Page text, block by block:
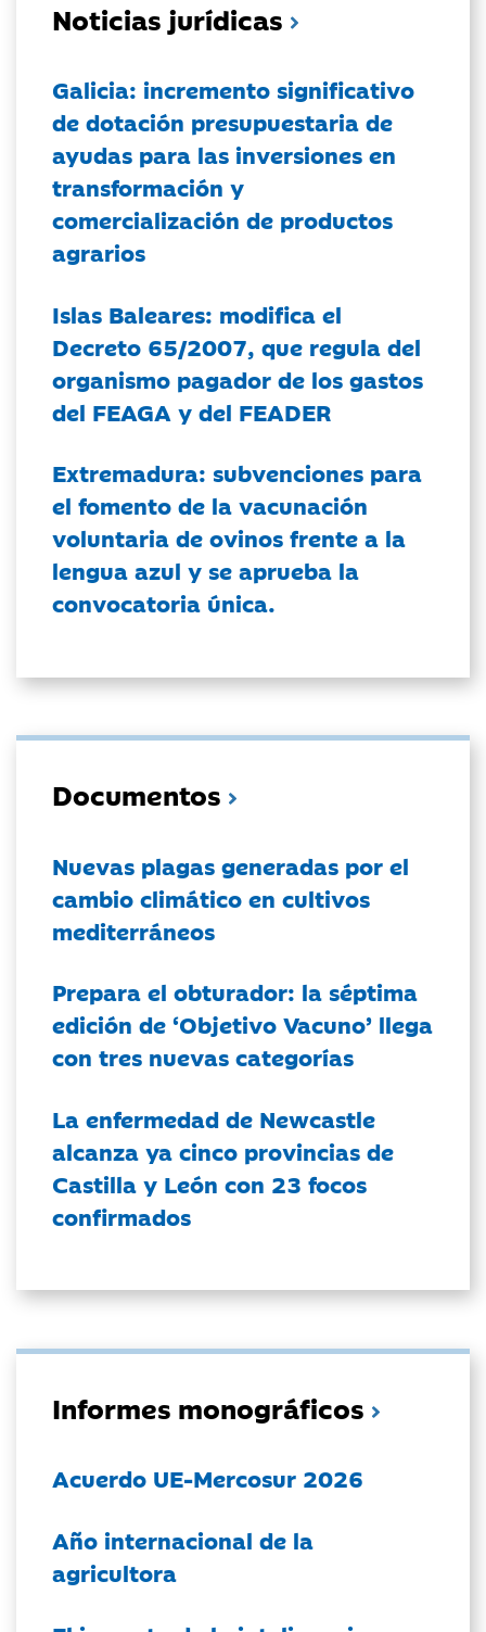
Noticias jurídicas
Galicia: incremento significativo
de dotación presupuestaria de
ayudas para las inversiones en
transformación y
comercialización de productos
agrarios
Islas Baleares: modifica el
Decreto 65/2007, que regula del
organismo pagador de los gastos
del FEAGA y del FEADER
Extremadura: subvenciones para
el fomento de la vacunación
voluntaria de ovinos frente a la
lengua azul y se aprueba la
convocatoria única.
Documentos
Nuevas plagas generadas por el
cambio climático en cultivos
mediterráneos
Prepara el obturador: la séptima
edición de ‘Objetivo Vacuno’ llega
con tres nuevas categorías
La enfermedad de Newcastle
alcanza ya cinco provincias de
Castilla y León con 23 focos
confirmados
Informes monográficos
Acuerdo UE-Mercosur 2026
Año internacional de la
agricultora